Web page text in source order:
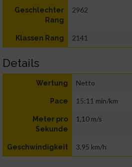
Geschlechter
Rang
2962
Klassen Rang 2141
Details
Wertung Netto
Pace 15:11 min/km
Meter pro
Sekunde
1,10 m/s
Geschwindigkeit 3,95 km/h